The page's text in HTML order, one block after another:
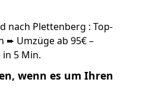
nach Plettenberg : Top-
➨ Umzüge ab 95€ –
5 Min.
wenn es um Ihren